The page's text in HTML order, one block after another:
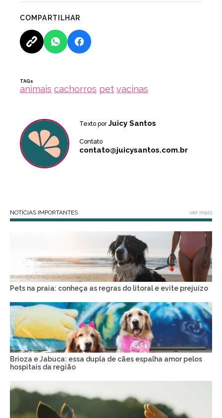
COMPARTILHAR
TAGs
animais cachorros pet vacinas
Texto por Juicy Santos
Contato
contato@juicysantos.com.br
NOTÍCIAS IMPORTANTES ver mais
Pets na praia: conheça as regras do litoral e evite prejuízo
Brioza e Jabuca: essa dupla de cães espalha amor pelos
hospitais da região